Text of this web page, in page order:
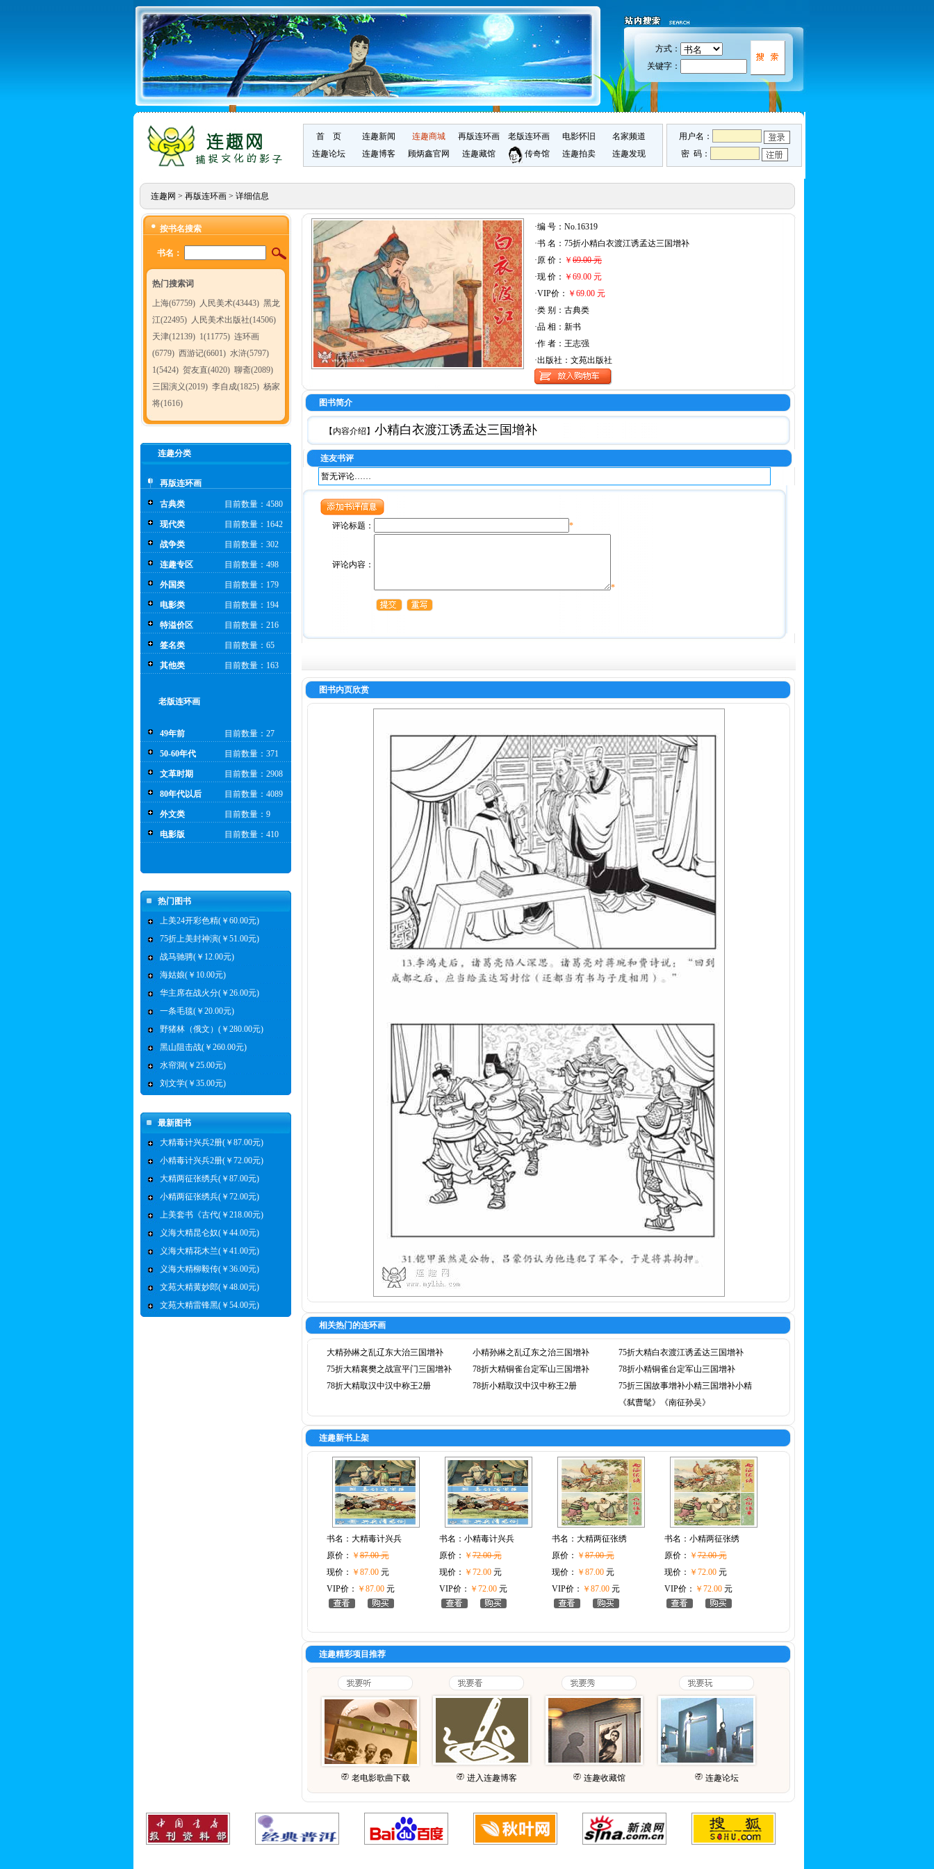
方式：
关键字：
首 页 连趣新闻 连趣商城 再版连环画 老版连环画 电影怀旧
名家频道
连趣论坛
连趣博客 顾炳鑫官网 连趣藏馆 传奇馆 连趣拍卖 连趣发现
用户名：
密 码：
连趣网 > 再版连环画> 详细信息
按书名搜索
书名：
热门搜索词
上海(67759) 人民美术(43443) 黑龙
江(22495) 人民美术出版社(14506)
天津(12139) 1(11775) 连环画
(6779) 西游记(6601) 水浒(5797)
1(5424) 贺友直(4020) 聊斋(2089)
三国演义(2019) 李自成(1825) 杨家
将(1616)
连趣分类
再版连环画
古典类 目前数量：4580
现代类 目前数量：1642
战争类 目前数量：302
连趣专区 目前数量：498
外国类 目前数量：179
电影类 目前数量：194
特溢价区 目前数量：216
签名类 目前数量：65
其他类 目前数量：163
老版连环画
49年前 目前数量：27
50-60年代 目前数量：371
文革时期 目前数量：2908
80年代以后 目前数量：4089
外文类 目前数量：9
电影版 目前数量：410
热门图书
上美24开彩色精(￥60.00元)
75折上美封神演(￥51.00元)
战马驰骋(￥12.00元)
海姑娘(￥10.00元)
华主席在战火分(￥26.00元)
一条毛毯(￥20.00元)
野猪林（俄文）(￥280.00元)
黑山阻击战(￥260.00元)
水帘洞(￥25.00元)
刘文学(￥35.00元)
最新图书
大精毒计兴兵2册(￥87.00元)
小精毒计兴兵2册(￥72.00元)
大精两征张绣兵(￥87.00元)
小精两征张绣兵(￥72.00元)
上美套书《古代(￥218.00元)
义海大精昆仑奴(￥44.00元)
义海大精花木兰(￥41.00元)
义海大精柳毅传(￥36.00元)
文苑大精黄妙郎(￥48.00元)
文苑大精雷锋黑(￥54.00元)
·编 号：No.16319
·书 名：75折小精白衣渡江诱孟达三国增补
·原 价： ￥ 69.00 元
·现 价： ￥69.00 元
·VIP价： ￥69.00 元
·类 别：古典类
·品 相：新书
·作 者：王志强
·出版社：文苑出版社
图书简介
【内容介绍】 小精白衣渡江诱孟达三国增补
连友书评
暂无评论……
评论标题： *
评论内容：
*
图书内页欣赏
相关热门的连环画
大精孙綝之乱辽东大治三国增补 小精孙綝之乱辽东之治三国增补
75折大精白衣渡江诱孟达三国增补
75折大精襄樊之战宣平门三国增补
78折大精铜雀台定军山三国增补
78折小精铜雀台定军山三国增补
78折大精取汉中汉中称王2册
78折小精取汉中汉中称王2册
75折三国故事增补小精三国增补小精
《弑曹髦》《南征孙吴》
连趣新书上架
书名： 大精毒计兴兵
原价： ￥87.00 元
现价： ￥87.00元
VIP价： ￥87.00元
书名： 小精毒计兴兵
原价： ￥72.00 元
现价： ￥72.00元
VIP价： ￥72.00元
书名： 大精两征张绣
原价： ￥87.00 元
现价： ￥87.00元
VIP价： ￥87.00元
书名： 小精两征张绣
原价： ￥72.00 元
现价： ￥72.00元
VIP价： ￥72.00元
连趣精彩项目推荐
老电影歌曲下载 进入连趣博客 连趣收藏馆 连趣论坛